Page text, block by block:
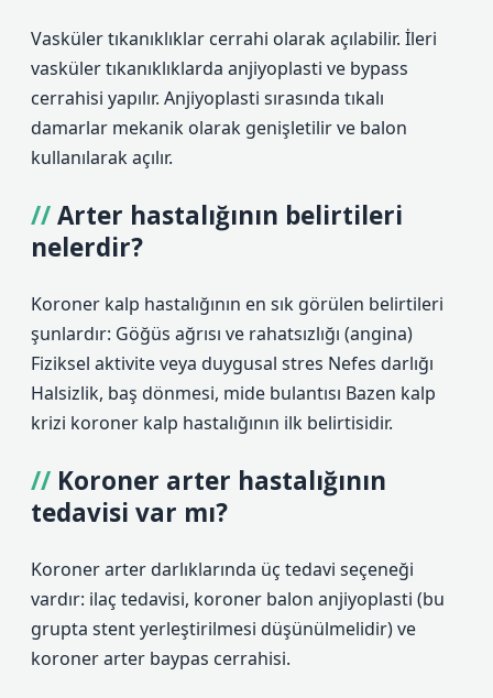
Vasküler tıkanıklıklar cerrahi olarak açılabilir. İleri
vasküler tıkanıklıklarda anjiyoplasti ve bypass
cerrahisi yapılır. Anjiyoplasti sırasında tıkalı
damarlar mekanik olarak genişletilir ve balon
kullanılarak açılır.
Arter hastalığının belirtileri
nelerdir?
Koroner kalp hastalığının en sık görülen belirtileri
şunlardır: Göğüs ağrısı ve rahatsızlığı (angina)
Fiziksel aktivite veya duygusal stres Nefes darlığı
Halsizlik, baş dönmesi, mide bulantısı Bazen kalp
krizi koroner kalp hastalığının ilk belirtisidir.
Koroner arter hastalığının
tedavisi var mı?
Koroner arter darlıklarında üç tedavi seçeneği
vardır: ilaç tedavisi, koroner balon anjiyoplasti (bu
grupta stent yerleştirilmesi düşünülmelidir) ve
koroner arter baypas cerrahisi.